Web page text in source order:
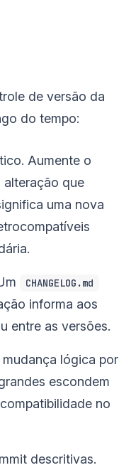
de versão da
do tempo:
Aumente o
alteração que
uma nova
CHANGELOG.md
informa aos
entre as versões.
lógica por
escondem
no
descritivas.